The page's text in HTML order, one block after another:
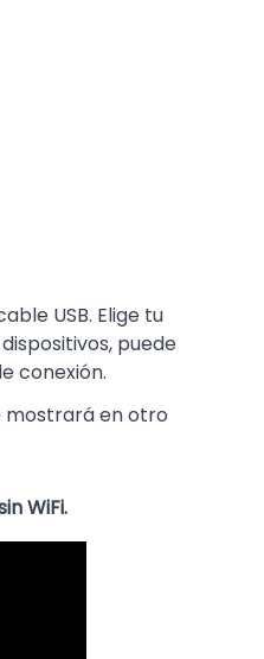
USB. Elige tu
puede
conexión.
mostrará en otro
WiFi.